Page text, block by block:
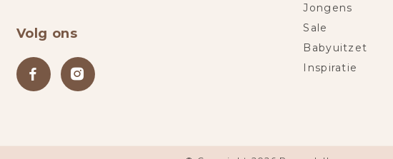
Volg ons
Jongens
Sale
Babyuitzet
Inspiratie